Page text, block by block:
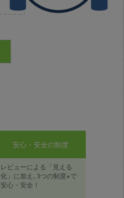
安心・安全の制度
レビューによる「見える
化」に加え､3つの制度※で
安心・安全！